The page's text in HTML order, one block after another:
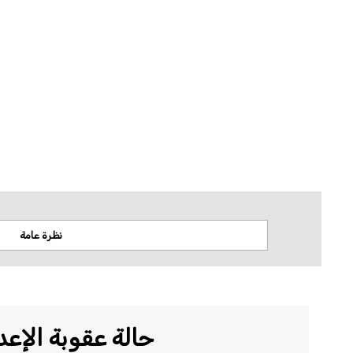
نظرة عامة
حالة عقوبة